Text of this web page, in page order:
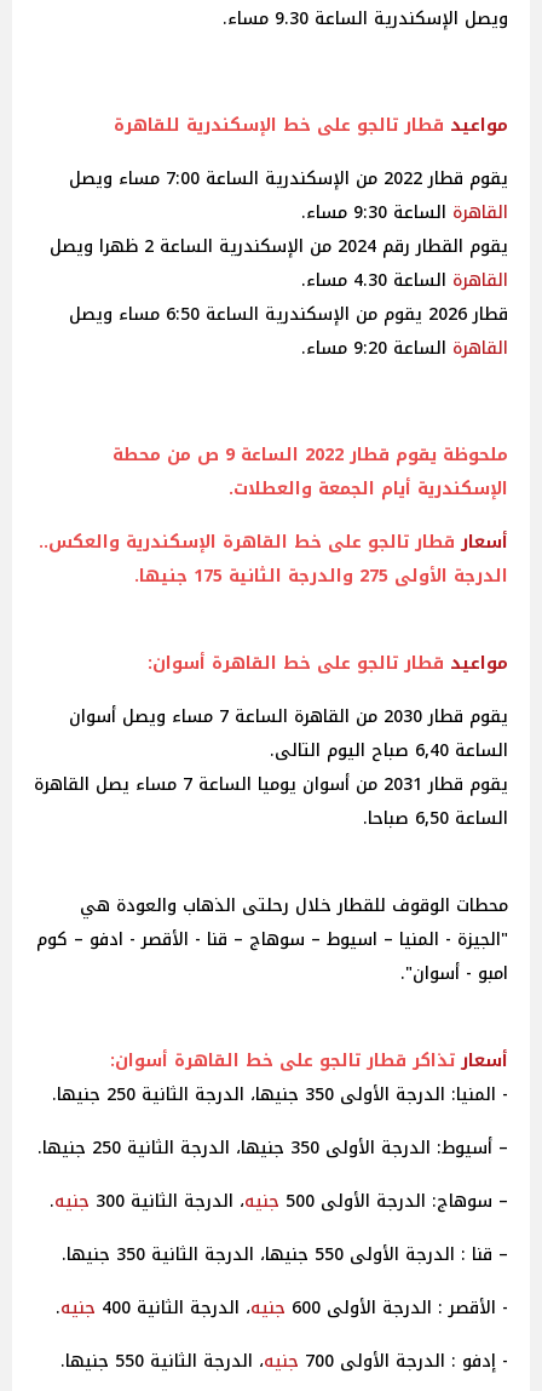
ويصل الإسكندرية الساعة 9.30 مساء.
مواعيد قطار تالجو على خط الإسكندرية للقاهرة
يقوم قطار 2022 من الإسكندرية الساعة 7:00 مساء ويصل
القاهرة الساعة 9:30 مساء.
يقوم القطار رقم 2024 من الإسكندرية الساعة 2 ظهرا ويصل
القاهرة الساعة 4.30 مساء.
قطار 2026 يقوم من الإسكندرية الساعة 6:50 مساء ويصل
القاهرة الساعة 9:20 مساء.
ملحوظة يقوم قطار 2022 الساعة 9 ص من محطة
الإسكندرية أيام الجمعة والعطلات.
أسعارقطار تالجو على خط القاهرة الإسكندرية والعكس..
الدرجة الأولى 275 والدرجة الثانية 175 جنيها.
مواعيد قطار تالجو على خط القاهرة أسوان:
يقوم قطار 2030 من القاهرة الساعة 7 مساء ويصل أسوان
الساعة 6,40 صباح اليوم التالى.
يقوم قطار 2031 من أسوان يوميا الساعة 7 مساء يصل القاهرة
الساعة 6,50 صباحا.
محطات الوقوف للقطار خلال رحلتى الذهاب والعودة هي
"الجيزة - المنيا – اسيوط – سوهاج – قنا - الأقصر - ادفو – كوم
امبو - أسوان".
أسعارتذاكر قطار تالجو على خط القاهرة أسوان:
- المنيا: الدرجة الأولى 350 جنيها، الدرجة الثانية 250 جنيها.
– أسيوط: الدرجة الأولى 350 جنيها، الدرجة الثانية 250 جنيها.
– سوهاج: الدرجة الأولى 500
جنيه، الدرجة الثانية 300 جنيه.
– قنا : الدرجة الأولى 550 جنيها، الدرجة الثانية 350 جنيها.
- الأقصر : الدرجة الأولى 600
جنيه، الدرجة الثانية 400 جنيه.
- إدفو : الدرجة الأولى 700
جنيه، الدرجة الثانية 550 جنيها.